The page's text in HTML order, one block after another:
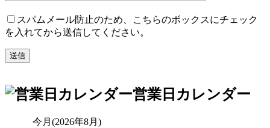
スパムメール防止のため、こちらのボックスにチェック
を入れてから送信してください。
営業日カレンダー
今月(2026年8月)